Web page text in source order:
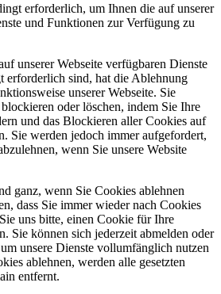
erforderlich, um Ihnen die auf unserer
und Funktionen zur Verfügung zu
unserer Webseite verfügbaren Dienste
erforderlich sind, hat die Ablehnung
unserer Webseite. Sie
oder löschen, indem Sie Ihre
und das Blockieren aller Cookies auf
Sie werden jedoch immer aufgefordert,
wenn Sie unsere Website
ganz, wenn Sie Cookies ablehnen
dass Sie immer wieder nach Cookies
uns bitte, einen Cookie für Ihre
Sie können sich jederzeit abmelden oder
unsere Dienste vollumfänglich nutzen
ablehnen, werden alle gesetzten
entfernt.